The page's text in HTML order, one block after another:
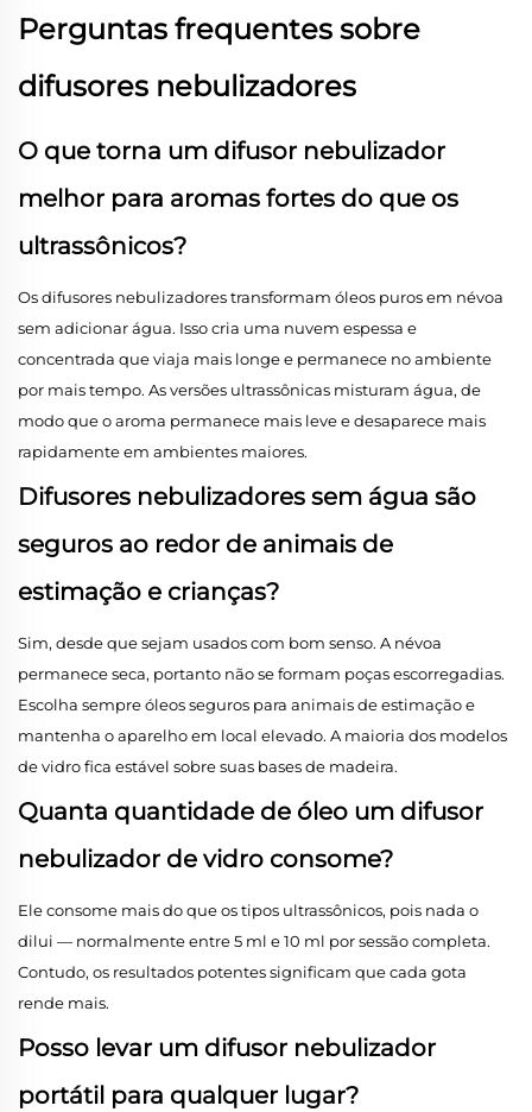
Perguntas frequentes sobre
difusores nebulizadores
O que torna um difusor nebulizador
melhor para aromas fortes do que os
ultrassônicos?
Os difusores nebulizadores transformam óleos puros em névoa
sem adicionar água. Isso cria uma nuvem espessa e
concentrada que viaja mais longe e permanece no ambiente
por mais tempo. As versões ultrassônicas misturam água, de
modo que o aroma permanece mais leve e desaparece mais
rapidamente em ambientes maiores.
Difusores nebulizadores sem água são
seguros ao redor de animais de
estimação e crianças?
Sim, desde que sejam usados com bom senso. A névoa
permanece seca, portanto não se formam poças escorregadias.
Escolha sempre óleos seguros para animais de estimação e
mantenha o aparelho em local elevado. A maioria dos modelos
de vidro fica estável sobre suas bases de madeira.
Quanta quantidade de óleo um difusor
nebulizador de vidro consome?
Ele consome mais do que os tipos ultrassônicos, pois nada o
dilui — normalmente entre 5 ml e 10 ml por sessão completa.
Contudo, os resultados potentes significam que cada gota
rende mais.
Posso levar um difusor nebulizador
portátil para qualquer lugar?